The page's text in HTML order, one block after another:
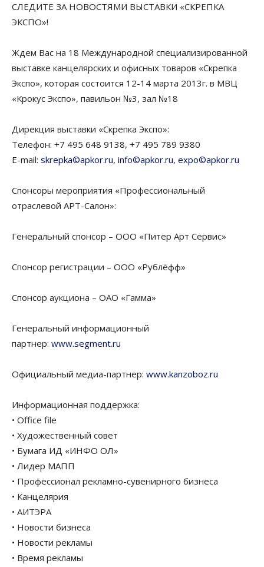
СЛЕДИТЕ ЗА НОВОСТЯМИ ВЫСТАВКИ «СКРЕПКА
ЭКСПО»!
Ждем Вас на 18 Международной специализированной
выставке канцелярских и офисных товаров «Скрепка
Экспо», которая состоится 12-14 марта 2013г. в МВЦ
«Крокус Экспо», павильон №3, зал №18
Дирекция выставки «Скрепка Экспо»:
Телефон: +7 495 648 9138, +7 495 789 9380
E-mail: skrepka©apkor.ru, info©apkor.ru, expo©apkor.ru
Спонсоры мероприятия «Профессиональный
отраслевой АРТ-Салон»:
Генеральный спонсор – ООО «Питер Арт Сервис»
Спонсор регистрации – ООО «Рублёфф»
Спонсор аукциона – ОАО «Гамма»
Генеральный информационный
партнер: www.segment.ru
Официальный медиа-партнер: www.kanzoboz.ru
Информационная поддержка:
• Office file
• Художественный совет
• Бумага ИД «ИНФО ОЛ»
• Лидер МАПП
• Профессионал рекламно-сувенирного бизнеса
• Канцелярия
• АИТЭРА
• Новости бизнеса
• Новости рекламы
• Время рекламы